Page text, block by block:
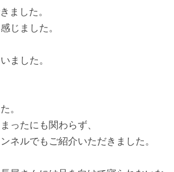
ました。
じました。
ました。
。
ったにも関わらず、
ネルでもご紹介いただきました。